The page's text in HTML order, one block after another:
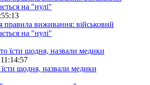
правила виживання: військовий
на "нулі"
щодня, назвали медики